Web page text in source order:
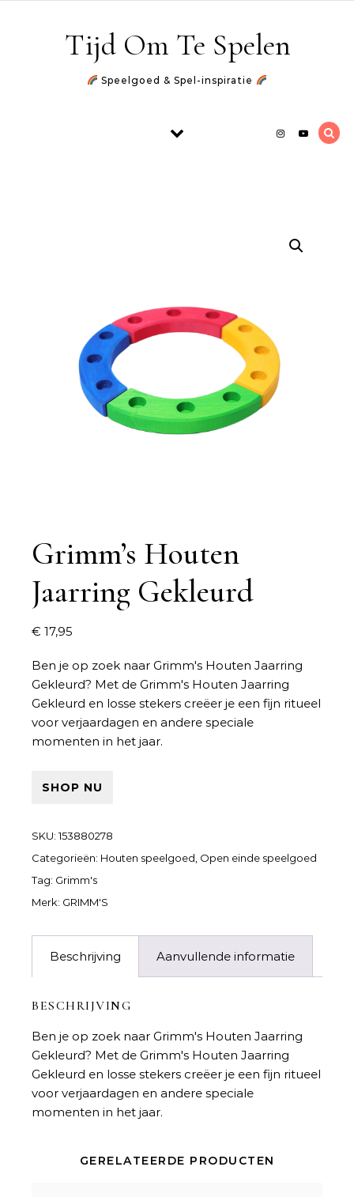
Tijd Om Te Spelen
Speelgoed & Spel-inspiratie
Grimm’s Houten
Jaarring Gekleurd
€ 17,95
Ben je op zoek naar Grimm's Houten Jaarring
Gekleurd? Met de Grimm's Houten Jaarring
Gekleurd en losse stekers creëer je een fijn ritueel
voor verjaardagen en andere speciale
momenten in het jaar.
SHOP NU
SKU:153880278
Categorieën: Houten speelgoed Open einde speelgoed
Tag: Grimm's
Merk: GRIMM'S
Beschrijving Aanvullende informatie
BESCHRIJVING
Ben je op zoek naar Grimm's Houten Jaarring
Gekleurd? Met de Grimm's Houten Jaarring
Gekleurd en losse stekers creëer je een fijn ritueel
voor verjaardagen en andere speciale
momenten in het jaar.
GERELATEERDE PRODUCTEN